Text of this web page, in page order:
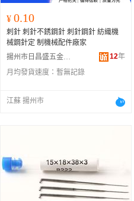
¥ 0.10
刺針 刺針不銹鋼針 刺針鋼針 紡織機
械鋼針定 制機械配件廠家
揚州市日昌盛五金加工廠
12年
月均發貨速度： 暫無記錄
江蘇 揚州市